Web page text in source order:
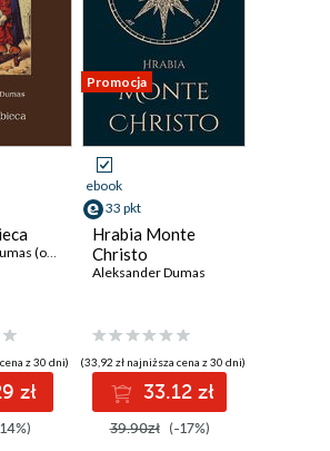
Aleksander Dumas (ojciec)
z 30 dni)
zł
Promocja
ebook
33 pkt
Hrabia Monte
Christo
Aleksander Dumas
(33,92 zł najniższa cena z 30 dni)
33.12 zł
39.90zł (-17%)